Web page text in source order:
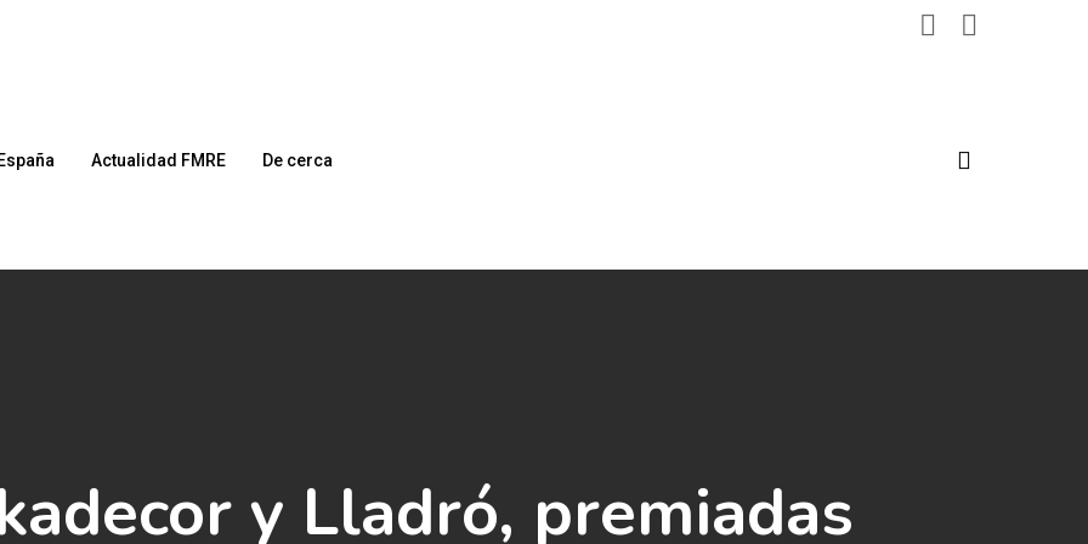
Actualidad FMRE De cerca
y Lladró, premiadas